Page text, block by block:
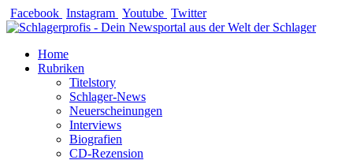
Zum
Inhalt
Facebook Instagram Youtube Twitter
Home
Rubriken
Titelstory
Schlager-News
Neuerscheinungen
Interviews
Biografien
CD-Rezension